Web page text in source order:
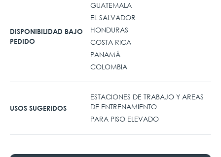
DISPONIBILIDAD BAJO
PEDIDO
GUATEMALA
EL SALVADOR
HONDURAS
COSTA RICA
PANAMÁ
COLOMBIA
USOS SUGERIDOS
ESTACIONES DE TRABAJO Y AREAS
DE ENTRENAMIENTO
PARA PISO ELEVADO